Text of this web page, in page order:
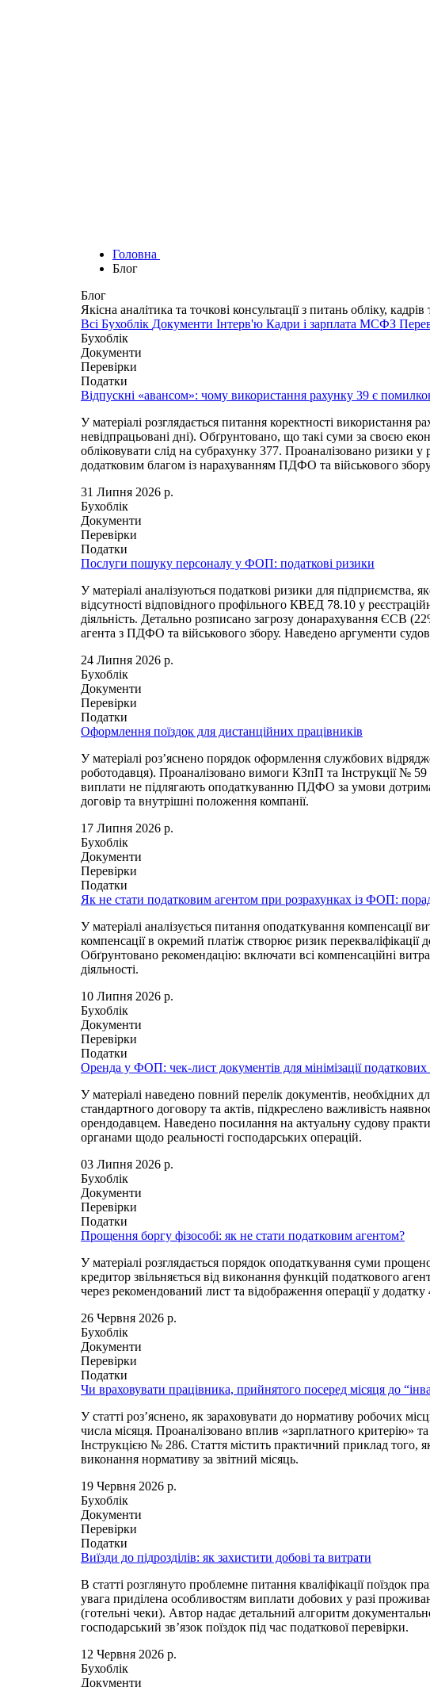
Головна
Блог
Блог
Якісна аналітика та точкові консультації з питань обліку,
Всі Бухоблік Документи Інтерв'ю Кадри і зарплата МСФЗ
Бухоблік
Документи
Перевірки
Податки
Відпускні «авансом»: чому використання рахунку 39 є
У матеріалі розглядається питання коректності використання
невідпрацьовані дні). Обґрунтовано, що такі суми за своєю
обліковувати слід на субрахунку 377. Проаналізовано ризики
додатковим благом із нарахуванням ПДФО та військового
31 Липня 2026 р.
Бухоблік
Документи
Перевірки
Податки
Послуги пошуку персоналу у ФОП: податкові ризики
У матеріалі аналізуються податкові ризики для
відсутності відповідного профільного КВЕД 78.10 у
діяльність. Детально розписано загрозу донарахування ЄСВ
агента з ПДФО та військового збору. Наведено аргументи
24 Липня 2026 р.
Бухоблік
Документи
Перевірки
Податки
Оформлення поїздок для дистанційних працівників
У матеріалі роз’яснено порядок оформлення службових
роботодавця). Проаналізовано вимоги КЗпП та Інструкції №
виплати не підлягають оподаткуванню ПДФО за умови
договір та внутрішні положення компанії.
17 Липня 2026 р.
Бухоблік
Документи
Перевірки
Податки
Як не стати податковим агентом при розрахунках із ФОП:
У матеріалі аналізується питання оподаткування
компенсації в окремий платіж створює ризик
Обґрунтовано рекомендацію: включати всі компенсаційні
діяльності.
10 Липня 2026 р.
Бухоблік
Документи
Перевірки
Податки
Оренда у ФОП: чек-лист документів для мінімізації податкових
У матеріалі наведено повний перелік документів, необхідних
стандартного договору та актів, підкреслено важливість
орендодавцем. Наведено посилання на актуальну судову
органами щодо реальності господарських операцій.
03 Липня 2026 р.
Бухоблік
Документи
Перевірки
Податки
Прощення боргу фізособі: як не стати податковим агентом?
У матеріалі розглядається порядок оподаткування суми
кредитор звільняється від виконання функцій податкового
через рекомендований лист та відображення операції у
26 Червня 2026 р.
Бухоблік
Документи
Перевірки
Податки
Чи враховувати працівника, прийнятого посеред місяця до
У статті роз’яснено, як зараховувати до нормативу робочих
числа місяця. Проаналізовано вплив «зарплатного критерію»
Інструкцією № 286. Стаття містить практичний приклад
виконання нормативу за звітний місяць.
19 Червня 2026 р.
Бухоблік
Документи
Перевірки
Податки
Виїзди до підрозділів: як захистити добові та витрати
В статті розглянуто проблемне питання кваліфікації поїздок
увага приділена особливостям виплати добових у разі
(готельні чеки). Автор надає детальний алгоритм
господарський зв’язок поїздок під час податкової перевірки.
12 Червня 2026 р.
Бухоблік
Документи